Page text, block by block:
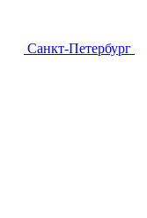
Санкт-Петербург